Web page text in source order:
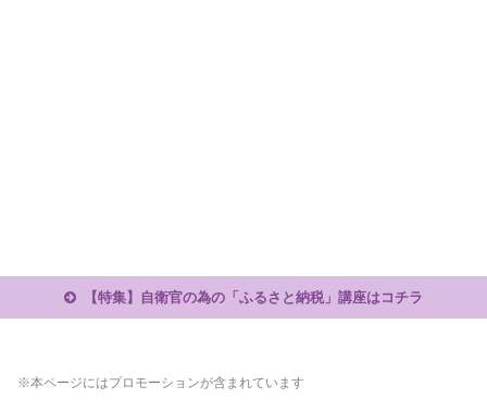
【特集】自衛官の為の「ふるさと納税」講座はコチラ
※本ページにはプロモーションが含まれています